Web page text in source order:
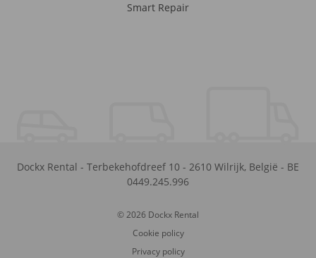
Smart Repair
Dockx Rental - Terbekehofdreef 10 - 2610 Wilrijk, België - BE
0449.245.996
© 2026 Dockx Rental
Cookie policy
Privacy policy